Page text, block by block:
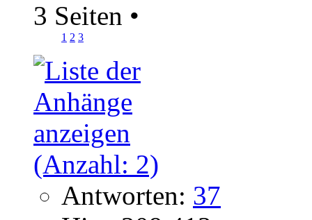
3 Seiten •
1 2 3
Antworten: 37